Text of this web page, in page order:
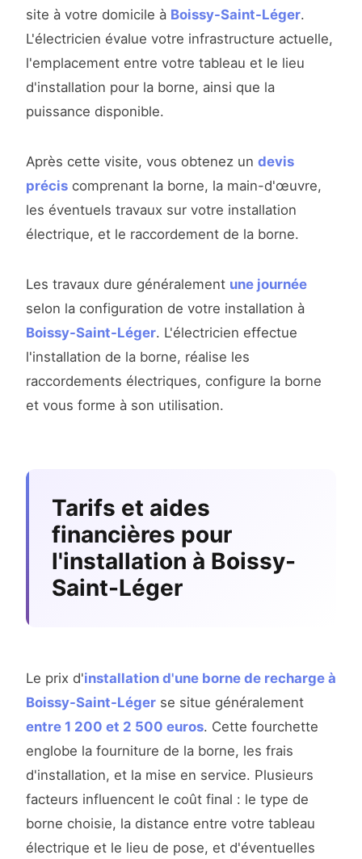
site à votre domicile à Boissy-Saint-Léger.
L'électricien évalue votre infrastructure actuelle,
l'emplacement entre votre tableau et le lieu
d'installation pour la borne, ainsi que la
puissance disponible.
Après cette visite, vous obtenez un devis
précis comprenant la borne, la main-d'œuvre,
les éventuels travaux sur votre installation
électrique, et le raccordement de la borne.
Les travaux dure généralement une journée
selon la configuration de votre installation à
Boissy-Saint-Léger. L'électricien effectue
l'installation de la borne, réalise les
raccordements électriques, configure la borne
et vous forme à son utilisation.
Tarifs et aides
financières pour
l'installation à Boissy-
Saint-Léger
Le prix d'installation d'une borne de recharge à
Boissy-Saint-Léger se situe généralement
entre 1 200 et 2 500 euros. Cette fourchette
englobe la fourniture de la borne, les frais
d'installation, et la mise en service. Plusieurs
facteurs influencent le coût final : le type de
borne choisie, la distance entre votre tableau
électrique et le lieu de pose, et d'éventuelles